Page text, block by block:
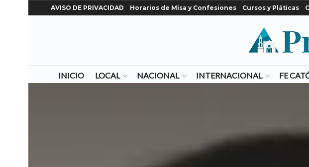
AVISO DE PRIVACIDAD Horarios de Misa y Confesiones Cursos y Pláticas
INICIO LOCAL NACIONAL INTERNACIONAL FE